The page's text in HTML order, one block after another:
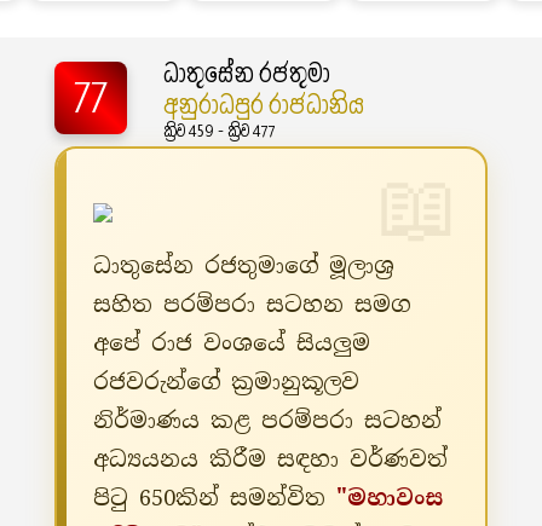
77
ධාතුසේන රජතුමා
අනුරාධපුර රාජධානිය
ක්‍රිව 459 - ක්‍රිව 477
ධාතුසේන රජතුමාගේ මූලාශ්‍ර
සහිත පරම්පරා සටහන සමග
අපේ රාජ වංශයේ සියලුම
රජවරුන්ගේ ක්‍රමානුකූලව
නිර්මාණය කළ පරම්පරා සටහන්
අධ්‍යයනය කිරීම සඳහා වර්ණවත්
පිටු 650කින් සමන්විත "මහාවංස